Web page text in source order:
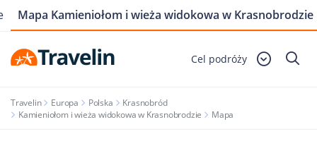
Cel podróży
Travelin Europa Polska
Krasnobród
Kamieniołom i wieża widokowa w Krasnobrodzie
Mapa
Mapa Kamieniołom i wieża widokowa w Krasnobrodzie